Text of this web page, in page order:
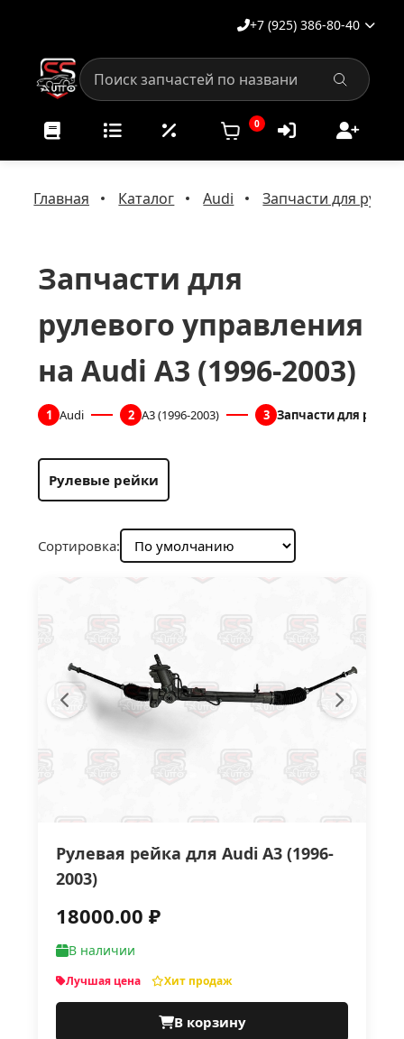
+7 (925) 386-80-40
0
Главная Каталог Audi Запчасти для
Запчасти для
рулевого управления
на Audi A3 (1996-2003)
1 Audi 2 A3 (1996-2003) 3 Запчасти для
Рулевые рейки
Сортировка:
Рулевая рейка для Audi A3 (1996-
2003)
18000.00 ₽
В наличии
Лучшая цена Хит продаж
В корзину